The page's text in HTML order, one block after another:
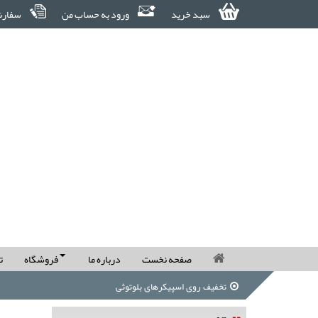
سبد خرید ورود به حساب من
صفحه نخست درباره ما فروشگاه
تخفیف روی اسپیکرهای بلوتوثی